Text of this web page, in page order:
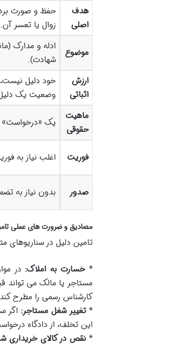
هدف
اصلی
حفظ و صورت
زوال یا تعسر آن.
موضوع
ادله و مدارک
شهادت).
ارزش
اثباتی
خود دلیل
وضعیت یک
ماهیت
حقوقی
یک «درخواست»
فوریت اغلب نیاز به
صدور بدون نیاز به
مصادیق و ضرورت های عملی
تامین دلیل در سناریوهای
*خسارت به املاک:در
مستاجر یا مالک می تواند
کارشناس رسمی را مطرح
*تغییر شغل مستاجر:اگر
این تخلف، از دادگاه
*نقص در کالای خریداری